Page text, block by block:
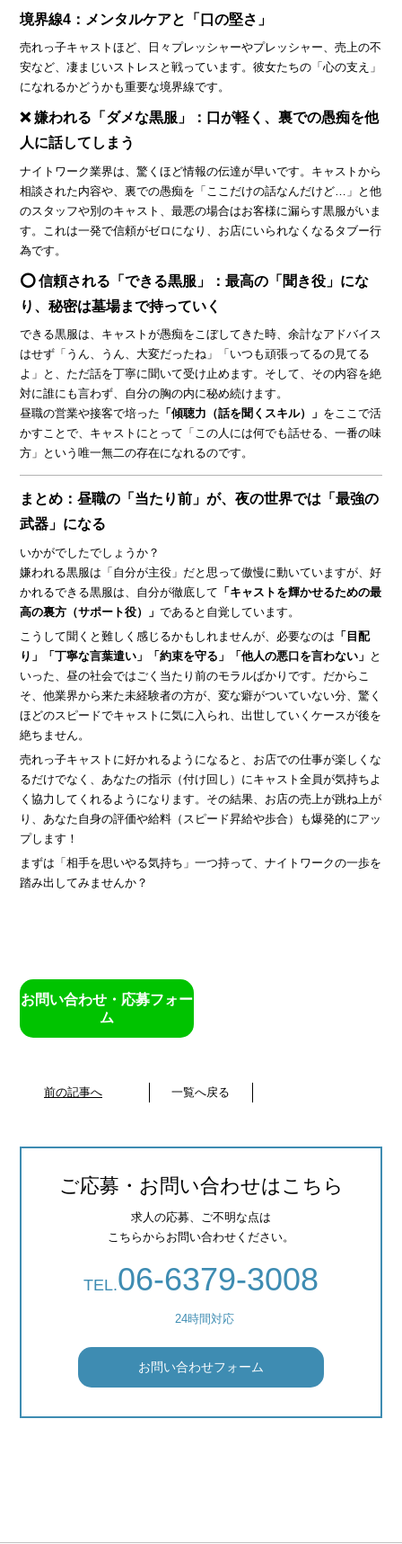
境界線4：メンタルケアと「口の堅さ」
売れっ子キャストほど、日々プレッシャーやプレッシャー、売上の不
安など、凄まじいストレスと戦っています。彼女たちの「心の支え」
になれるかどうかも重要な境界線です。
❌ 嫌われる「ダメな黒服」：口が軽く、裏での愚痴を他
人に話してしまう
ナイトワーク業界は、驚くほど情報の伝達が早いです。キャストから
相談された内容や、裏での愚痴を「ここだけの話なんだけど…」と他
のスタッフや別のキャスト、最悪の場合はお客様に漏らす黒服がいま
す。これは一発で信頼がゼロになり、お店にいられなくなるタブー行
為です。
⭕ 信頼される「できる黒服」：最高の「聞き役」にな
り、秘密は墓場まで持っていく
できる黒服は、キャストが愚痴をこぼしてきた時、余計なアドバイス
はせず「うん、うん、大変だったね」「いつも頑張ってるの見てる
よ」と、ただ話を丁寧に聞いて受け止めます。そして、その内容を絶
対に誰にも言わず、自分の胸の内に秘め続けます。
昼職の営業や接客で培った 「傾聴力（話を聞くスキル）」 をここで活
かすことで、キャストにとって「この人には何でも話せる、一番の味
方」という唯一無二の存在になれるのです。
まとめ：昼職の「当たり前」が、夜の世界では「最強の
武器」になる
いかがでしたでしょうか？
嫌われる黒服は「自分が主役」だと思って傲慢に動いていますが、好
かれるできる黒服は、自分が徹底して 「キャストを輝かせるための最
高の裏方（サポート役）」であると自覚しています。
こうして聞くと難しく感じるかもしれませんが、必要なのは 「目配
り」「丁寧な言葉遣い」「約束を守る」「他人の悪口を言わない」
と
いった、昼の社会ではごく当たり前のモラルばかりです。だからこ
そ、他業界から来た未経験者の方が、変な癖がついていない分、驚く
ほどのスピードでキャストに気に入られ、出世していくケースが後を
絶ちません。
売れっ子キャストに好かれるようになると、お店での仕事が楽しくな
るだけでなく、あなたの指示（付け回し）にキャスト全員が気持ちよ
く協力してくれるようになります。その結果、お店の売上が跳ね上が
り、あなた自身の評価や給料（スピード昇給や歩合）も爆発的にアッ
プします！
まずは「相手を思いやる気持ち」一つ持って、ナイトワークの一歩を
踏み出してみませんか？
お問い合わせ・応募フォー
ム
前の記事へ 一覧へ戻る
ご応募・お問い合わせはこちら
求人の応募、ご不明な点は
こちらからお問い合わせください。
TEL.06-6379-3008
24時間対応
お問い合わせフォーム